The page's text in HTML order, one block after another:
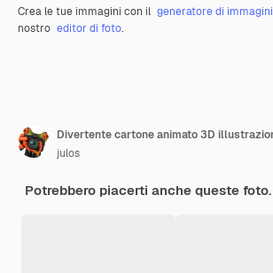
Crea le tue immagini con il generatore di immagini
nostro editor di foto.
julos
Potrebbero piacerti anche queste foto.